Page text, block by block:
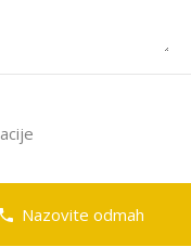
Nazovite odmah